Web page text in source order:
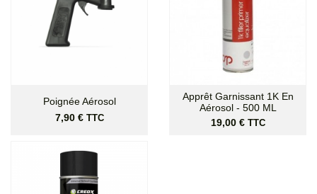
Poignée Aérosol
Prix
7,90 € TTC
Apprêt Garnissant 1K En
Aérosol - 500 ML
Prix
19,00 € TTC